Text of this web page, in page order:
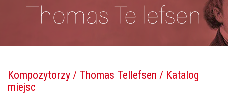
Kompozytorzy / Thomas Tellefsen / Katalog
miejsc